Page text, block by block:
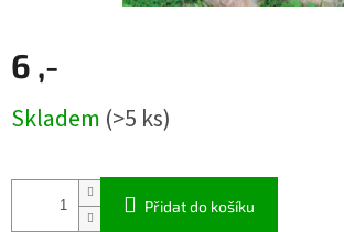
6 ,-
cena:
Skladem (>5 ks)
Přidat do košíku